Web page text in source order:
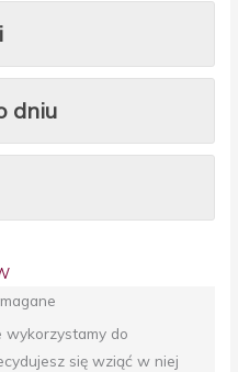
dniu
wykorzystamy do
się wziąć w niej